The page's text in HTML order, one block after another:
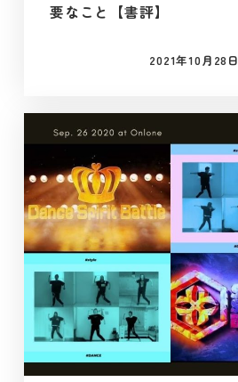
要なこと【書評】
投稿日
2021年10月28日